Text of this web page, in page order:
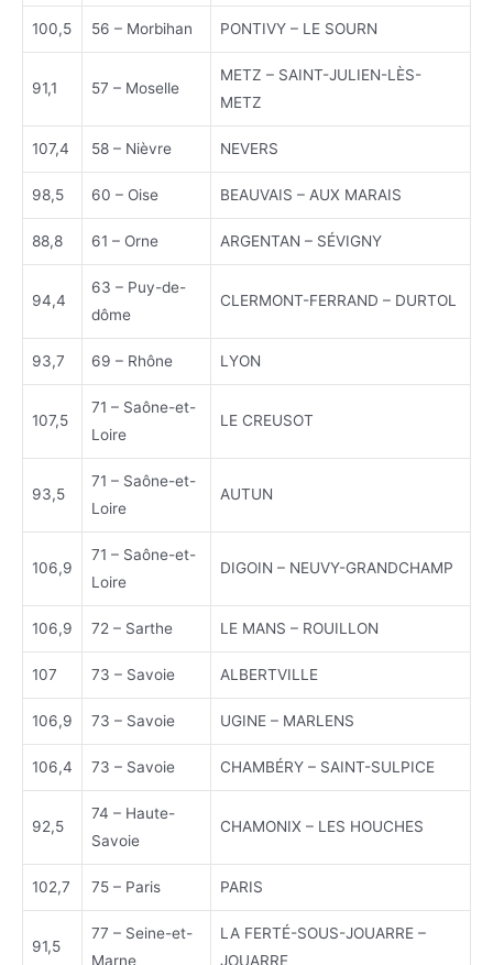
100,5 56 – Morbihan PONTIVY – LE SOURN
91,1 57 – Moselle
METZ – SAINT-JULIEN-LÈS-
METZ
107,4 58 – Nièvre NEVERS
98,5 60 – Oise BEAUVAIS – AUX MARAIS
88,8 61 – Orne ARGENTAN – SÉVIGNY
94,4
63 – Puy-de-
dôme
CLERMONT-FERRAND – DURTOL
93,7 69 – Rhône LYON
107,5
71 – Saône-et-
Loire
LE CREUSOT
93,5
71 – Saône-et-
Loire
AUTUN
106,9
71 – Saône-et-
Loire
DIGOIN – NEUVY-GRANDCHAMP
106,9 72 – Sarthe LE MANS – ROUILLON
107 73 – Savoie ALBERTVILLE
106,9 73 – Savoie UGINE – MARLENS
106,4 73 – Savoie CHAMBÉRY – SAINT-SULPICE
92,5
74 – Haute-
Savoie
CHAMONIX – LES HOUCHES
102,7 75 – Paris PARIS
91,5
77 – Seine-et-
Marne
LA FERTÉ-SOUS-JOUARRE –
JOUARRE